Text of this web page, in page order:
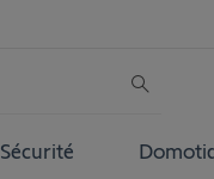
Sécurité